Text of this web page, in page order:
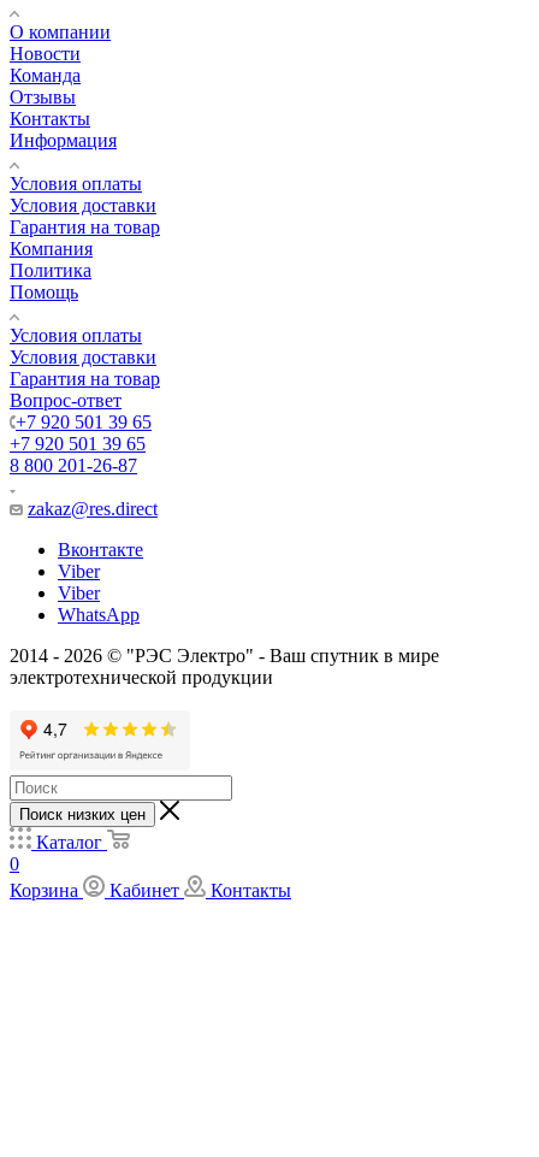
О компании
Новости
Команда
Отзывы
Контакты
Информация
Условия оплаты
Условия доставки
Гарантия на товар
Компания
Политика
Помощь
Условия оплаты
Условия доставки
Гарантия на товар
Вопрос-ответ
+7 920 501 39 65
+7 920 501 39 65
8 800 201-26-87
zakaz@res.direct
Вконтакте
Viber
Viber
WhatsApp
2014 - 2026 © "РЭС Электро" - Ваш спутник в мире
электротехнической продукции
Поиск низких цен
Каталог
0
Корзина
Кабинет Контакты